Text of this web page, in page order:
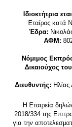
Ιδιοκτήτρια
Εταίρος κατά
Έδρα:
ΑΦΜ:
Νόμιμος
Δικαιούχος
Διευθυντής:
Η Εταιρεία
2018/334 της
για την